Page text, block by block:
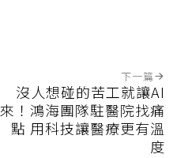
下一篇
沒人想碰的苦工就讓AI
來！鴻海團隊駐醫院找痛
點 用科技讓醫療更有溫
度